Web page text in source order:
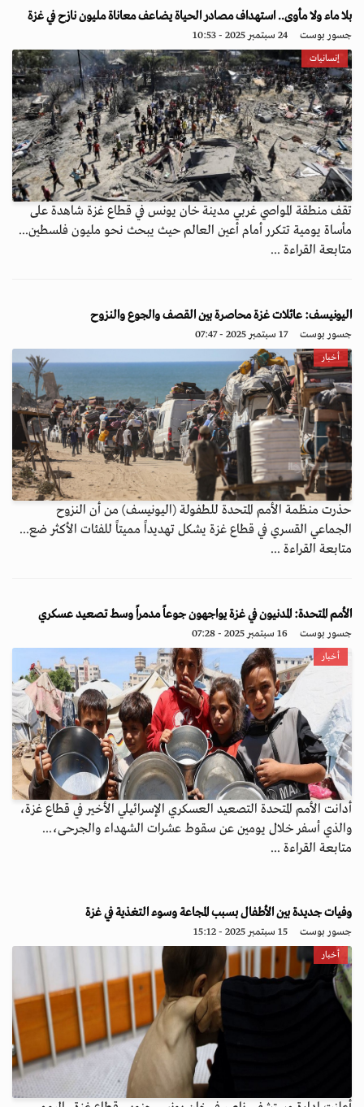
بلا ماء ولا مأوى.. استهداف مصادر الحياة يضاعف معاناة مليون نازح في غزة
جسور بوست 24 سبتمبر 2025 - 10:53
إنسانيات
تقف منطقة المواصي غربي مدينة خان يونس في قطاع غزة شاهدة على
مأساة يومية تتكرر أمام أعين العالم حيث يبحث نحو مليون فلسطين...
متابعة القراءة ...
اليونيسف: عائلات غزة محاصرة بين القصف والجوع والنزوح
جسور بوست 17 سبتمبر 2025 - 07:47
أخبار
حذرت منظمة الأمم المتحدة للطفولة (اليونيسف) من أن النزوح
الجماعي القسري في قطاع غزة يشكل تهديداً مميتاً للفئات الأكثر ضع...
متابعة القراءة ...
الأمم المتحدة: المدنيون في غزة يواجهون جوعاً مدمراً وسط تصعيد عسكري
جسور بوست 16 سبتمبر 2025 - 07:28
أخبار
أدانت الأمم المتحدة التصعيد العسكري الإسرائيلي الأخير في قطاع غزة،
والذي أسفر خلال يومين عن سقوط عشرات الشهداء والجرحى،...
متابعة القراءة ...
وفيات جديدة بين الأطفال بسبب المجاعة وسوء التغذية في غزة
جسور بوست 15 سبتمبر 2025 - 15:12
أخبار